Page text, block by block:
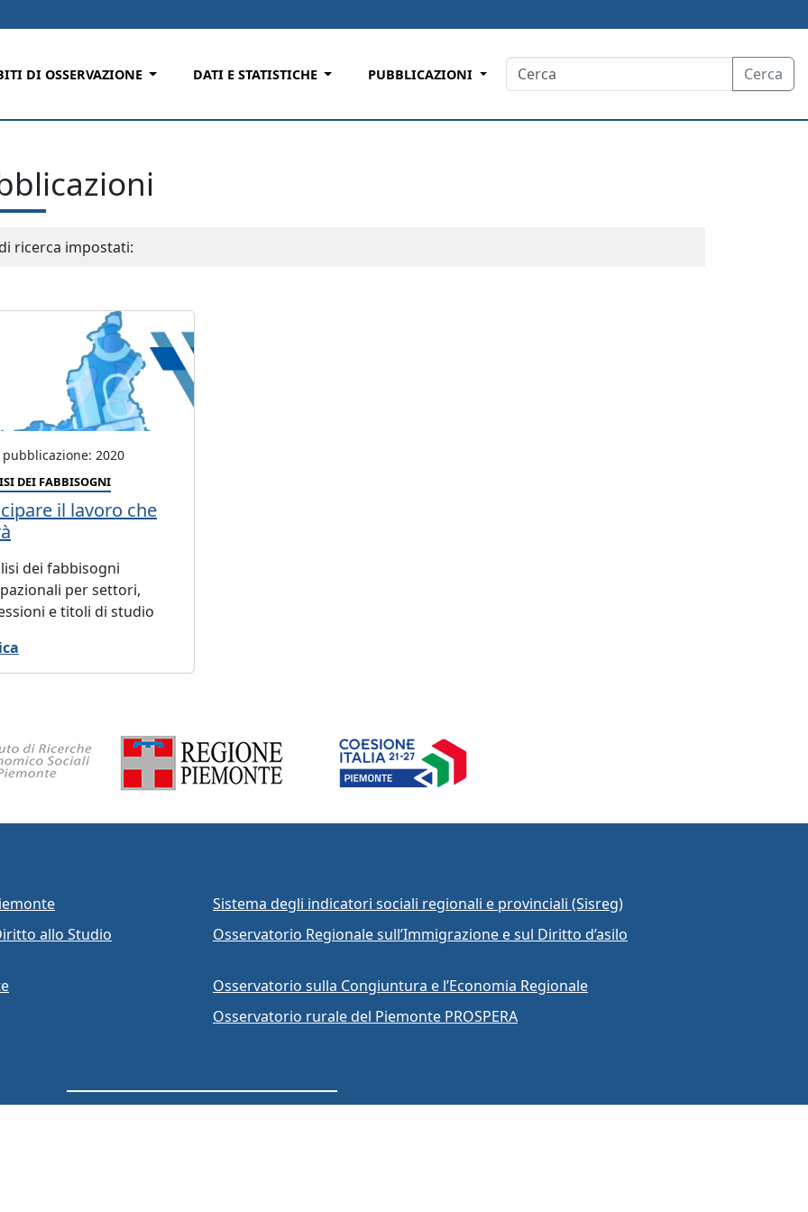
DI OSSERVAZIONE DATI E STATISTICHE PUBBLICAZIONI Cerca
ricerca impostati:
2020
DEI FABBISOGNI
il lavoro che
dei fabbisogni
per settori,
e titoli di studio
dell’evoluzione di
e offerta di lavoro in
al 2019-2023. I risultati
comparabili con quelli
a livello nazionale dal
e diplomati è […]
Sistema degli indicatori sociali regionali e provinciali (Sisreg)
allo Studio
Osservatorio Regionale sull’Immigrazione e sul Diritto d’asilo
Osservatorio sulla Congiuntura e l’Economia Regionale
Osservatorio rurale del Piemonte PROSPERA